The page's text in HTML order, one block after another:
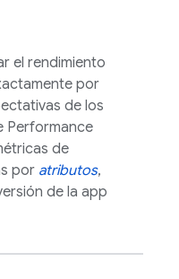
el rendimiento
por
de los
Performance
de
por atributos,
de la app